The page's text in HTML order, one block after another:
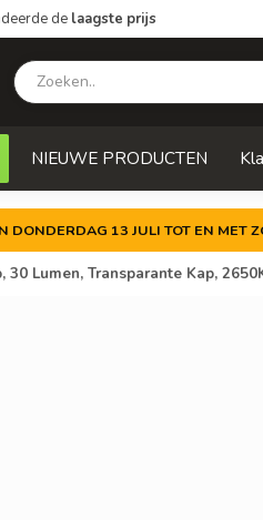
de laagste prijs
NIEUWE PRODUCTEN
DONDERDAG 13 JULI TOT EN
30 Lumen, Transparante Kap,